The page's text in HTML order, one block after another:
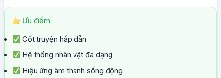
Ưu điểm
Cốt truyện hấp dẫn
Hệ thống nhân vật đa dạng
Hiệu ứng âm thanh sống động